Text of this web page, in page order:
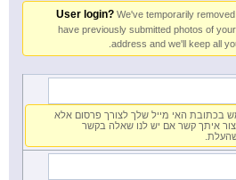
User login? We've temporarily
have previously submitted photos of
address and we'll keep all
בכתובת האי מייל שלך לצורך פרסום אלא
איתך קשר אם יש לנו שאלה בקשר